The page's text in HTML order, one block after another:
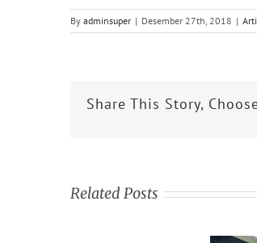
By adminsuper | Desember 27th, 2018 |
Share This Story,
Related Posts